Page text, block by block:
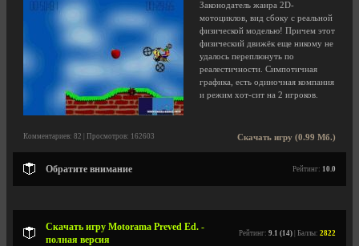
Законодатель жанра 2D-
мотоциклов, вид сбоку с реальной
физической моделью! Причем этот
физический движёк еще никому не
удалось переплюнуть по
реалестичности. Симпотичная
графика, есть одиночная компания
и режим хот-сит на 2 игроков.
Скачать игру (0.99 Мб.)
Комментариев: 82 | Просмотров: 162603
Обратите внимание Рейтинг: 10.0
Скачать игру Motorama Preved Ed. -
полная версия
Рейтинг: 9.1 (14) | Баллы: 2822